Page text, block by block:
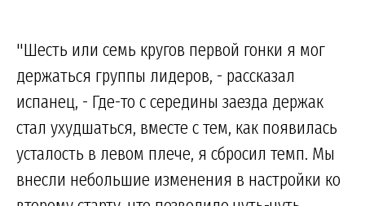
"Шесть или семь кругов первой гонки я мог
держаться группы лидеров, - рассказал
испанец, - Где-то с середины заезда держак
стал ухудшаться, вместе с тем, как появилась
усталость в левом плече, я сбросил темп. Мы
внесли небольшие изменения в настройки ко